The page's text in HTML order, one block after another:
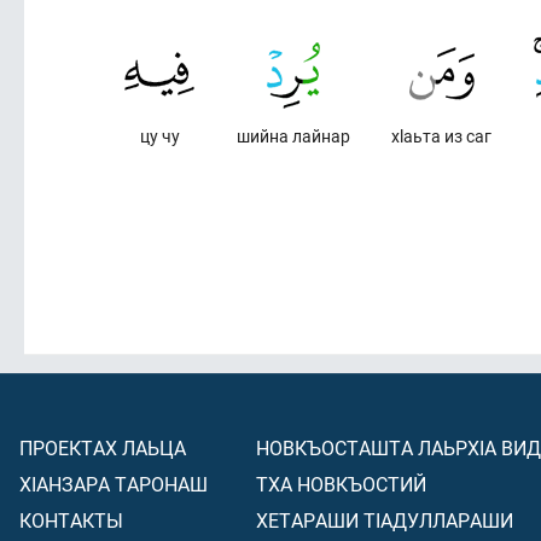
хlаьта из саг
шийна лайнар
цу чу
ПРОЕКТАХ ЛАЬЦА
ХIАНЗАРА ТАРОНАШ
КОНТАКТЫ
НОВКЪОСТАШТА ЛАЬРХIА
ТХА НОВКЪОСТИЙ
ХЕТАРАШИ ТIАДУЛЛАРАШИ